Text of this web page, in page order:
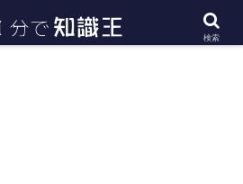
知識や雑学・豆知識を幅広く紹介
検索